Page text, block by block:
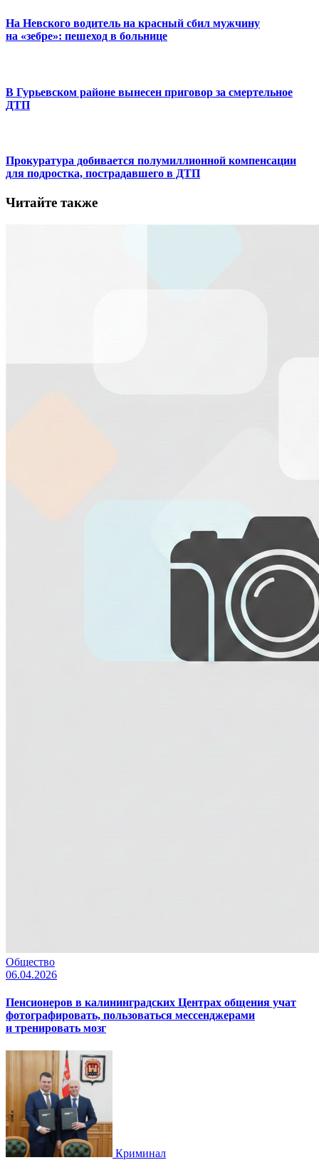
На Невского водитель на красный сбил мужчину
на «зебре»: пешеход в больнице
В Гурьевском районе вынесен приговор за смертельное
ДТП
Прокуратура добивается полумиллионной компенсации
для подростка, пострадавшего в ДТП
Читайте также
Общество
06.04.2026
Пенсионеров в калининградских Центрах общения учат
фотографировать, пользоваться мессенджерами
и тренировать мозг
Криминал